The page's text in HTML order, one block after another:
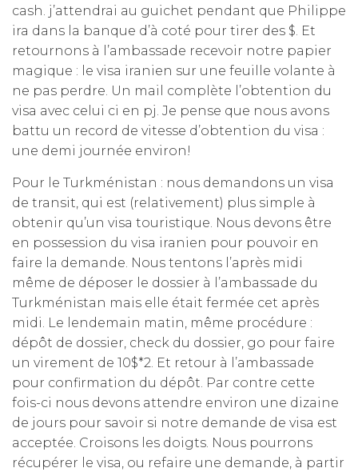
cash. j’attendrai au guichet pendant que Philippe
ira dans la banque d’à coté pour tirer des $. Et
retournons à l’ambassade recevoir notre papier
magique : le visa iranien sur une feuille volante à
ne pas perdre. Un mail complète l’obtention du
visa avec celui ci en pj. Je pense que nous avons
battu un record de vitesse d’obtention du visa :
une demi journée environ!
Pour le Turkménistan : nous demandons un visa
de transit, qui est (relativement) plus simple à
obtenir qu’un visa touristique. Nous devons être
en possession du visa iranien pour pouvoir en
faire la demande. Nous tentons l’après midi
même de déposer le dossier à l’ambassade du
Turkménistan mais elle était fermée cet après
midi. Le lendemain matin, même procédure :
dépôt de dossier, check du dossier, go pour faire
un virement de 10$*2. Et retour à l’ambassade
pour confirmation du dépôt. Par contre cette
fois-ci nous devons attendre environ une dizaine
de jours pour savoir si notre demande de visa est
acceptée. Croisons les doigts. Nous pourrons
récupérer le visa, ou refaire une demande, à partir